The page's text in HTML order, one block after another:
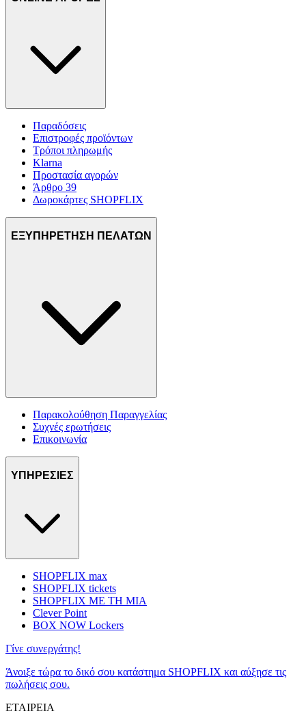
Παραδόσεις
Επιστροφές προϊόντων
Τρόποι πληρωμής
Klarna
Προστασία αγορών
Άρθρο 39
Δωροκάρτες SHOPFLIX
ΕΞΥΠΗΡΕΤΗΣΗ ΠΕΛΑΤΩΝ
Παρακολούθηση Παραγγελίας
Συχνές ερωτήσεις
Επικοινωνία
ΥΠΗΡΕΣΙΕΣ
SHOPFLIX max
SHOPFLIX tickets
SHOPFLIX ΜΕ ΤΗ ΜΙΑ
Clever Point
BOX NOW Lockers
Γίνε συνεργάτης!
Άνοιξε τώρα το δικό σου κατάστημα SHOPFLIX και αύξησε τις
πωλήσεις σου.
ΕΤΑΙΡΕΙΑ